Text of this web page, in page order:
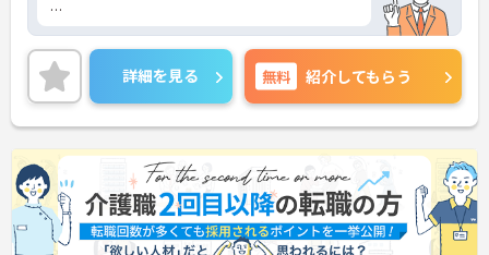
駐車場が完備されていて、マイカー通勤が可能なた
め、通勤に便利です。
ご興味ある方には、面接対策ポイントなど、さらに
詳細をお話しいたしますのでお気軽にご相談くださ
い！
武蔵村山市の地域に根付く特養グループホーム併設
のデイサービス
詳細を見る 無料 紹介してもらう